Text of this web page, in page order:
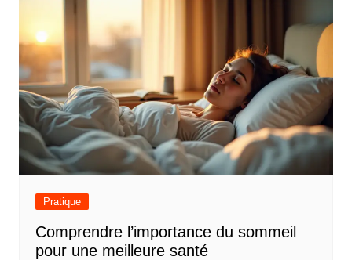
Pratique
Comprendre l’importance du sommeil
pour une meilleure santé